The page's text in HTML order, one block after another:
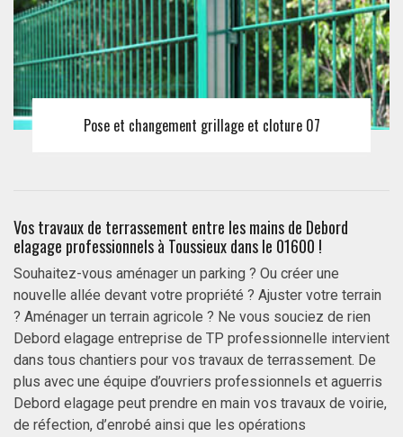
Pose et changement grillage et cloture 07
Vos travaux de terrassement entre les mains de Debord
elagage professionnels à Toussieux dans le 01600 !
Souhaitez-vous aménager un parking ? Ou créer une
nouvelle allée devant votre propriété ? Ajuster votre terrain
? Aménager un terrain agricole ? Ne vous souciez de rien
Debord elagage entreprise de TP professionnelle intervient
dans tous chantiers pour vos travaux de terrassement. De
plus avec une équipe d’ouvriers professionnels et aguerris
Debord elagage peut prendre en main vos travaux de voirie,
de réfection, d’enrobé ainsi que les opérations